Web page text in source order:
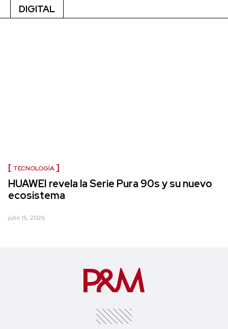
DIGITAL
TECNOLOGÍA
HUAWEI revela la Serie Pura 90s y su nuevo
ecosistema
julio 15, 2026